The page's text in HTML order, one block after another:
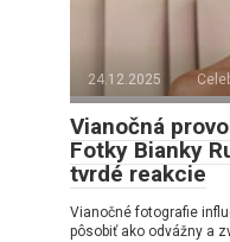
24.12.2025
Vianočná
Fotky Bianky
tvrdé reakcie
Vianočné fotografie
pôsobiť ako odvážny a